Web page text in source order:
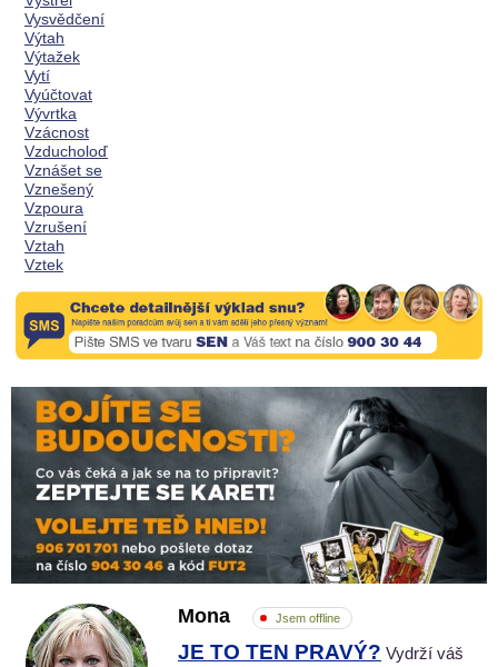
Vysvědčení
Výtah
Výtažek
Vytí
Vyúčtovat
Vývrtka
Vzácnost
Vzducholoď
Vznášet se
Vznešený
Vzpoura
Vzrušení
Vztah
Vztek
Mona Jsem offline
JE TO TEN PRAVÝ? Vydrží váš